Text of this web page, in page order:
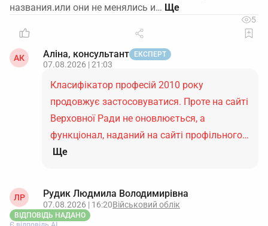
названия.или они не менялись и…
5
АК Аліна, консультант ЕКСПЕРТ
07.08.2026 | 21:03
Класифікатор професій 2010 року
продовжує застосовуватися. Проте на сайті
Верховної Ради не оновлюється, а
функціонал, наданий на сайті профільного…
Ще
ЛР Рудик Людмила Володимирівна
07.08.2026 | 16:20Військовий облік
ВІДПОВІДЬ НАДАНО